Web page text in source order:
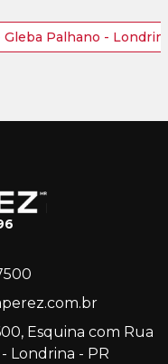
Palhano -
Esquina com Rua
- Londrina - PR